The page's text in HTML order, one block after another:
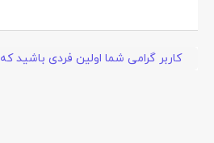
کاربر گرامی شما اولین فردی باشید